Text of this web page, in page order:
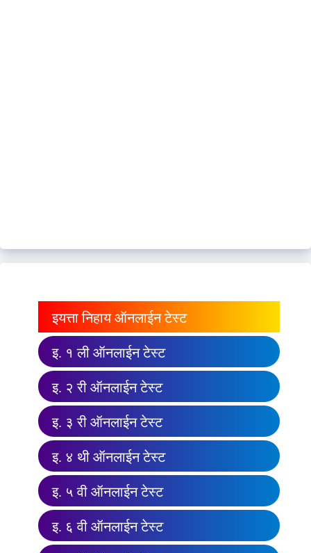
इयत्ता निहाय ऑनलाईन टेस्ट
इ. १ ली ऑनलाईन टेस्ट
इ. २ री ऑनलाईन टेस्ट
इ. ३ री ऑनलाईन टेस्ट
इ. ४ थी ऑनलाईन टेस्ट
इ. ५ वी ऑनलाईन टेस्ट
इ. ६ वी ऑनलाईन टेस्ट